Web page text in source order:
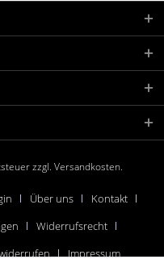
zzgl. Versandkosten.
Über uns
Kontakt
Widerrufsrecht
Impressum